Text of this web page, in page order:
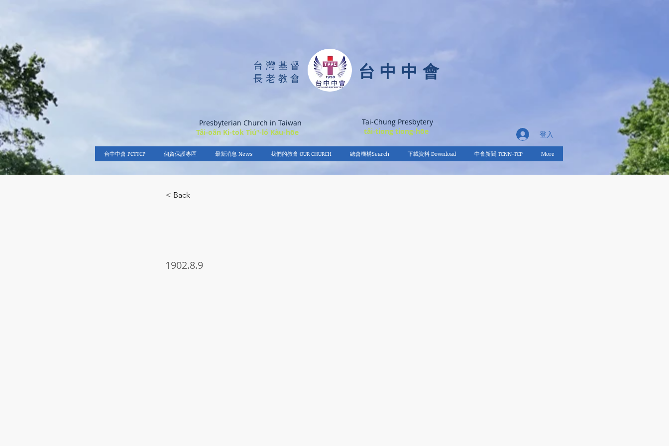
台灣基督
長老教會
台中中會
Presbyterian Church in Taiwan
Tâi-oân Ki-tok Tiúⁿ-ló Kàu-hōe
Tai-Chung Presbytery
tâi-tiong tiong-hōe
登入
台中中會 PCTTCP 個資保護專區 最新消息 News 我們的教會 OUR CHURCH 總會機構Search 下載資料 Download 中會新聞 TCNN-TCP More
< Back
1902.8.9